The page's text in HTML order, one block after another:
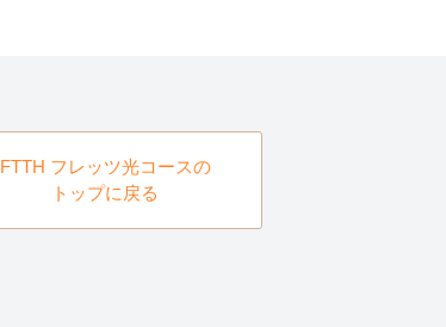
FTTH フレッツ光コースの
トップに戻る